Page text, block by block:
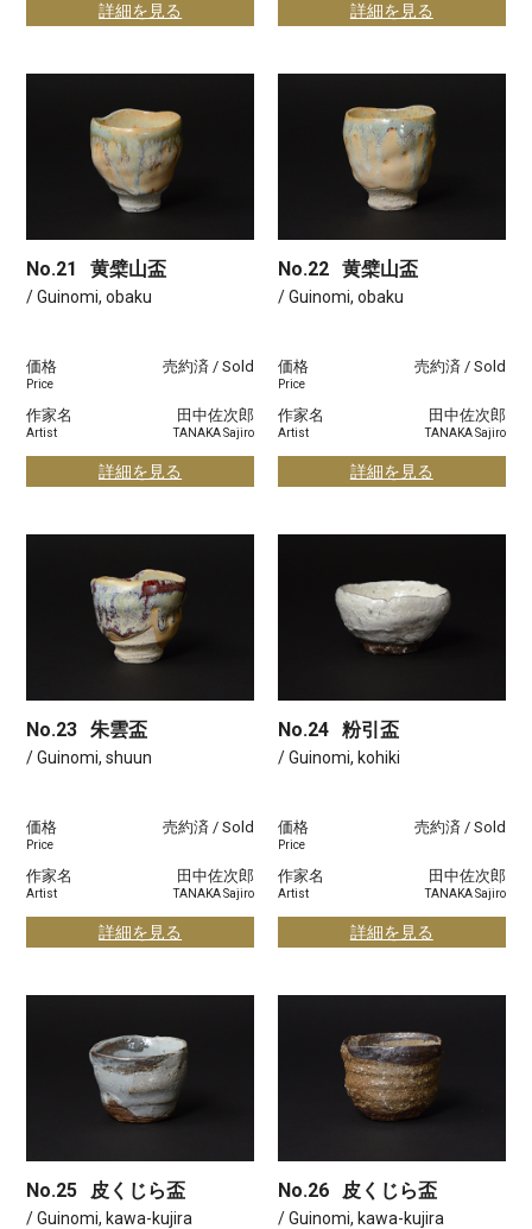
詳細を見る 詳細を見る
No.21 黄檗山盃
/ Guinomi, obaku
価格
Price
売約済 / Sold
作家名
Artist
田中佐次郎
TANAKA Sajiro
詳細を見る
No.22 黄檗山盃
/ Guinomi, obaku
価格
Price
売約済 / Sold
作家名
Artist
田中佐次郎
TANAKA Sajiro
詳細を見る
No.23 朱雲盃
/ Guinomi, shuun
価格
Price
売約済 / Sold
作家名
Artist
田中佐次郎
TANAKA Sajiro
詳細を見る
No.24 粉引盃
/ Guinomi, kohiki
価格
Price
売約済 / Sold
作家名
Artist
田中佐次郎
TANAKA Sajiro
詳細を見る
No.25 皮くじら盃
/ Guinomi, kawa-kujira
No.26 皮くじら盃
/ Guinomi, kawa-kujira